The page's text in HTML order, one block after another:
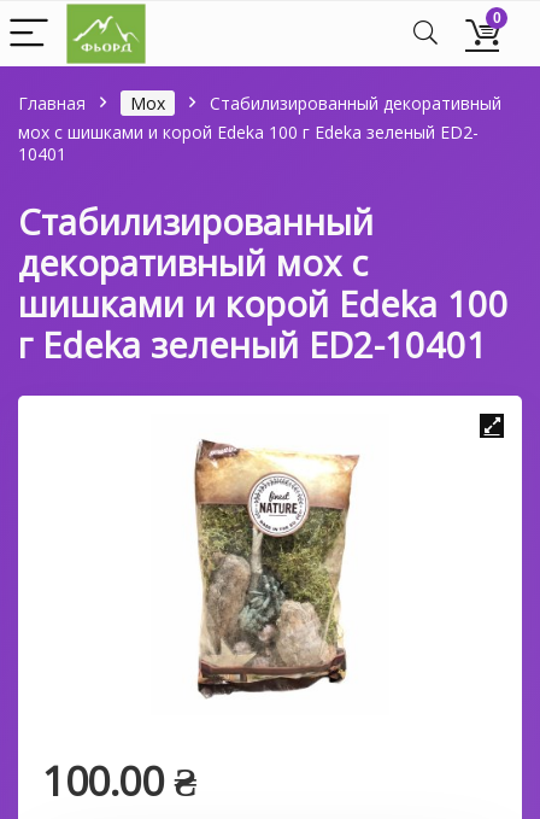
0
Главная Мох
Стабилизированный декоративный
мох с шишками и корой Edeka 100 г Edeka зеленый ED2-
10401
Стабилизированный
декоративный мох с
шишками и корой Edeka 100
г Edeka зеленый ED2-10401
100.00₴